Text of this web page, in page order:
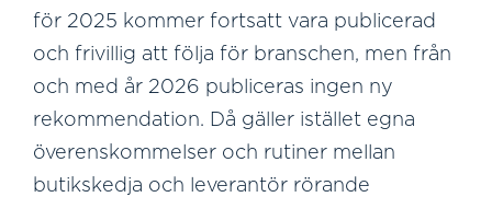
för 2025 kommer fortsatt vara publicerad
och frivillig att följa för branschen, men från
och med år 2026 publiceras ingen ny
rekommendation. Då gäller istället egna
överenskommelser och rutiner mellan
butikskedja och leverantör rörande